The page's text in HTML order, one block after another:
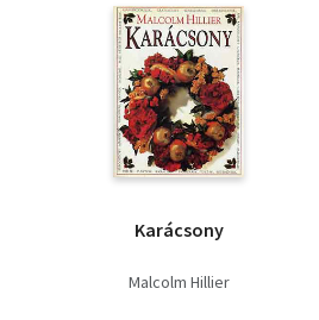
Karácsony
Malcolm Hillier